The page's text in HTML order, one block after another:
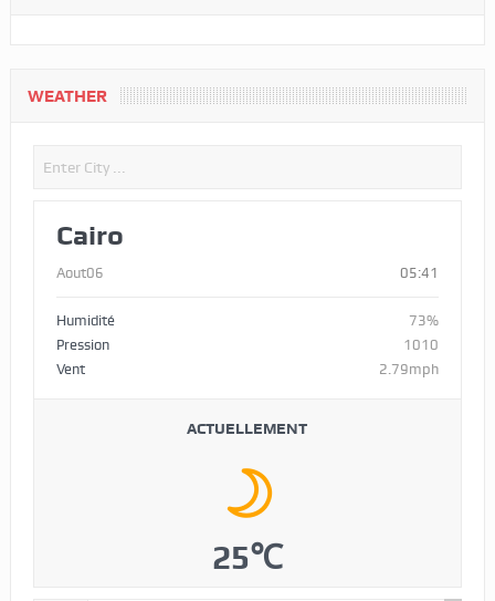
WEATHER
Cairo
Aout06 05:41
Humidité
73%
Pression
1010
Vent
2.79mph
ACTUELLEMENT
25℃